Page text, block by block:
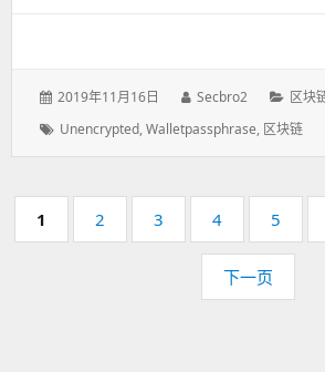
发
于：
2019年11月16日
作
Secbro2
分
类：
区块
标
Unencrypted,Walletpassphrase, 区块链
分页
码：
1
页
码：
2
页
码：
3
页
码：
4
页
码：
5
下一页